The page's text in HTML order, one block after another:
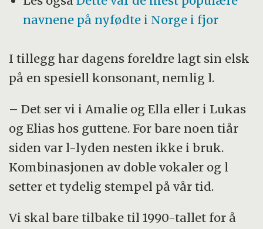
navnene på nyfødte i Norge i fjor
I tillegg har dagens foreldre lagt sin elsk
på en spesiell konsonant, nemlig l.
– Det ser vi i Amalie og Ella eller i Lukas
og Elias hos guttene. For bare noen tiår
siden var l-lyden nesten ikke i bruk.
Kombinasjonen av doble vokaler og l
setter et tydelig stempel på vår tid.
Vi skal bare tilbake til 1990-tallet for å